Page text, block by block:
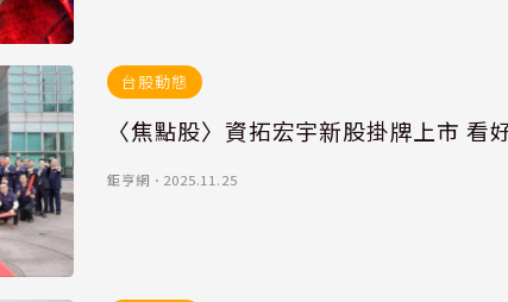
台股動態
〈焦點股〉資拓宏宇新股掛牌上市 看
鉅亨網 ． 2025.11.25